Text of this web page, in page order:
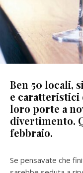
Ben 50 locali,
e caratteristici
loro porte a
divertimento.
febbraio.
Se pensavate che